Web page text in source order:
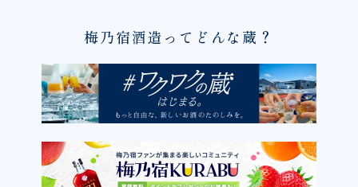
梅乃宿酒造ってどんな蔵？